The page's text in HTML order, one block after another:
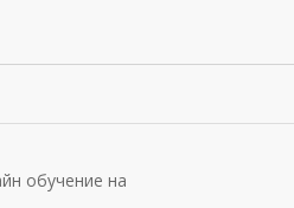
обучение на